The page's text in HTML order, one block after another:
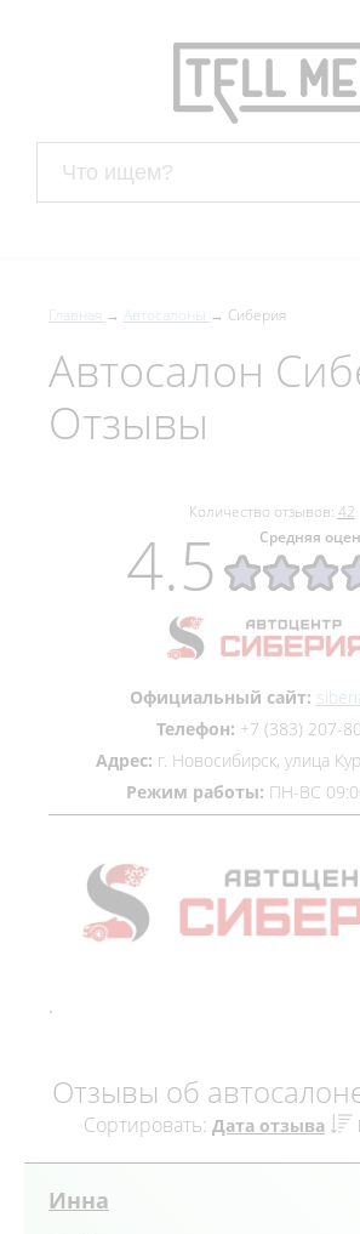
Главная Автосалоны Сиберия
Автосалон
Отзывы
Количество отзывов: 42
Средняя
4.5
Официальный сайт:
Телефон: +7 (383) 207-
Адрес: г. Новосибирск, улица
Режим работы: ПН-ВС
.
Отзывы об
Сортировать: Дата отзыва
Инна